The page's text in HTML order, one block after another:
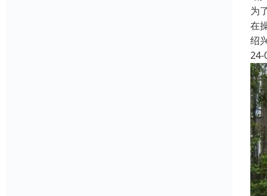
为
在
绍
24-